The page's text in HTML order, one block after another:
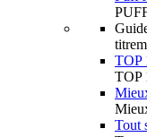
TOP
TOP
Tout